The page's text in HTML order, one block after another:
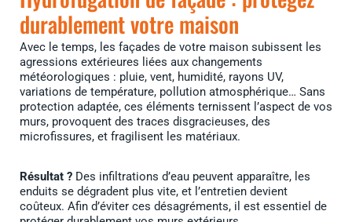
durablement votre maison
Avec le temps, les façades de votre maison subissent les
agressions extérieures liées aux changements
météorologiques : pluie, vent, humidité, rayons UV,
variations de température, pollution atmosphérique… Sans
protection adaptée, ces éléments ternissent l’aspect de vos
murs, provoquent des traces disgracieuses, des
microfissures, et fragilisent les matériaux.
Résultat ? Des infiltrations d’eau peuvent apparaître, les
enduits se dégradent plus vite, et l’entretien devient
coûteux. Afin d’éviter ces désagréments, il est essentiel de